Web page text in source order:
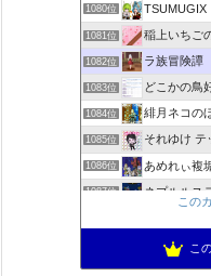
1080位 TSUMUGIX
1081位 稲上いちご
1082位 ラ族冒険譚
1083位 どこかの鳥
1084位 緋月ネコのほの
1085位 それゆけ テ
1086位 あめれぃ複
1087位 ネプルルス
アリアドネ
ぽんこつゲ
この
こ